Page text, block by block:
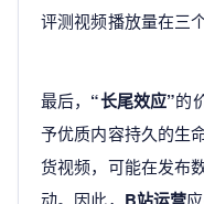
评测视频播放量在三
最后， “长尾效应”的
予优质内容持久的生
货视频，可能在发布
动。因此，